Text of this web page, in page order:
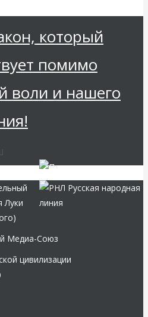
который
помимо
воли и нашего